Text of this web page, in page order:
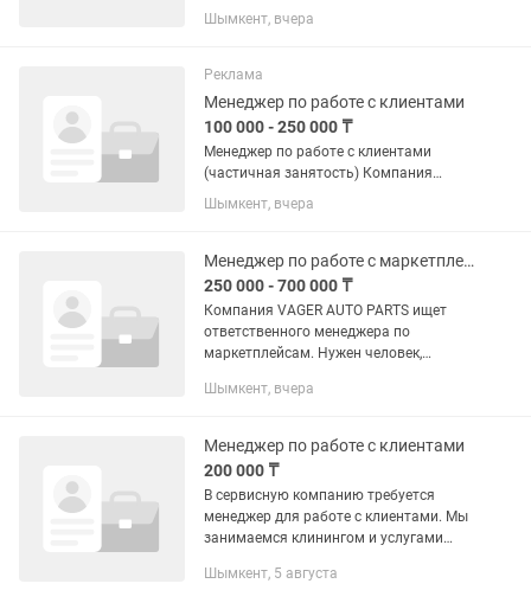
✔️Клиенттермен еркін қарым-қатынас
жасай білу маңызды ✔️Жылы клиенттік
белсенділік және нәтижеге жұмыс...
Шымкент, вчера
Реклама
Менеджер по работе с клиентами
100 000 - 250 000 ₸
Менеджер по работе с клиентами
(частичная занятость) Компания
ALEMCOOL TRADING (проект
AlemTrader) ищет ответственного
Обязанности: — Обработка входящих
заявок из ,...
Шымкент, вчера
Менеджер по работе с маркетплейсами
250 000 - 700 000 ₸
Компания VAGER AUTO PARTS ищет
ответственного менеджера по
маркетплейсам. Нужен человек,
магазины на Ozon и Kaspi,
цены, остатки,...
Шымкент, вчера
Менеджер по работе с клиентами
200 000 ₸
В сервисную компанию требуется
менеджер для работе с клиентами. Мы
занимаемся клинингом и услугами
который умеет спокойно общаться с
Шымкент, 5 августа